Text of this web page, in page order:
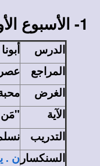
1- الأسبوع الأول:
الدرس
المراجع
عصر
الغرض
الآية
"مَن
التدريب
السنكسار ن .